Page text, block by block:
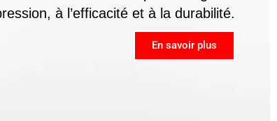
à l’efficacité et à la durabilité.
En savoir plus